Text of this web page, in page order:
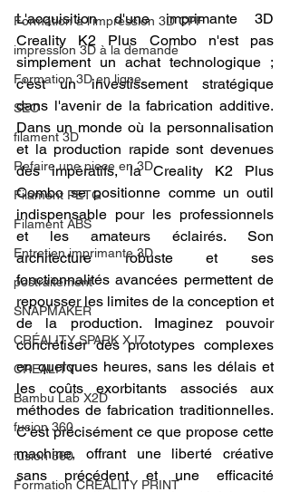
Formation à l'impression 3D CPF
impression 3D à la demande
Formation 3D en ligne.
SEO
filament 3D
Refaire une piece en 3D
Filament PETG
Filament ABS
Entretien imprimante 3D
postraitement
SNAPMAKER
CRÉALITY SPARK X I7
CREALITY
Bambu Lab X2D
fusion 360
fusion 360
Formation CREALITY PRINT
L'acquisition d'une imprimante 3D
Creality K2 Plus Combo n'est pas
simplement un achat technologique ;
c'est un investissement stratégique
dans l'avenir de la fabrication additive.
Dans un monde où la personnalisation
et la production rapide sont devenues
des impératifs, la Creality K2 Plus
Combo se positionne comme un outil
indispensable pour les professionnels
et les amateurs éclairés. Son
architecture robuste et ses
fonctionnalités avancées permettent de
repousser les limites de la conception et
de la production. Imaginez pouvoir
concrétiser des prototypes complexes
en quelques heures, sans les délais et
les coûts exorbitants associés aux
méthodes de fabrication traditionnelles.
C'est précisément ce que propose cette
machine, offrant une liberté créative
sans précédent et une efficacité